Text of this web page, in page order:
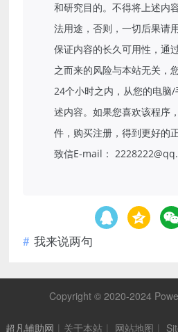
和研究目的。不得将上述内
法用途，否则，一切后果请
保证内容的长久可用性，通
之而来的风险与本站无关，
24个小时之内，从您的电脑
述内容。如果您喜欢该程序
件，购买注册，得到更好的
致信E-mail：
我来说两句
Copyright © 2020-2024
超凡辅助网 | 关于本站 | 网站地图 |